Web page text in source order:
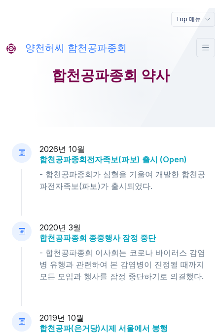
Top 메뉴
양천허씨 합천공파종회
합천공파종회 약사
2026년 10월
합천공파종회전자족보(파보) 출시 (Open)
- 합천공파종회가 심혈을 기울여 개발한 합천공
파전자족보(파보)가 출시되었다.
2020년 3월
합천공파종회 종중행사 잠정 중단
- 합천공파종회 이사회는 코로나 바이러스 감염
병 유행과 관련하여 본 감염병이 진정될 때까지
모든 모임과 행사를 잠정 중단하기로 의결했다.
2019년 10월
합천공파(은거당)시제 서울에서 봉행